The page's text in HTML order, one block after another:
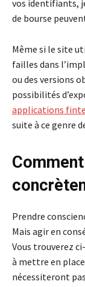
vos identifiants,
de bourse
Même si le site
failles dans
ou des versions
possibilités
applications
suite à ce genre
Prendre
Mais agir en
Vous trouverez
à mettre en
nécessiteront